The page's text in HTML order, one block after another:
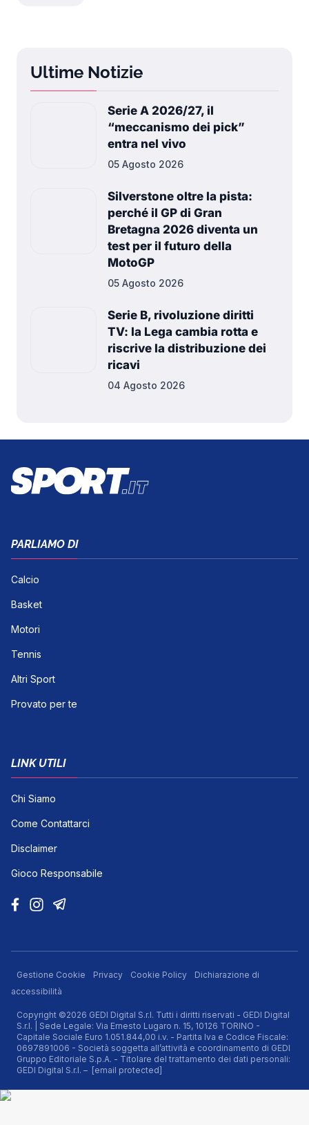
Ultime Notizie
Serie A 2026/27, il
“meccanismo dei pick”
entra nel vivo
05 Agosto 2026
Silverstone oltre la pista:
perché il GP di Gran
Bretagna 2026 diventa un
test per il futuro della
MotoGP
05 Agosto 2026
Serie B, rivoluzione diritti
TV: la Lega cambia rotta e
riscrive la distribuzione dei
ricavi
04 Agosto 2026
PARLIAMO DI
Calcio
Basket
Motori
Tennis
Altri Sport
Provato per te
LINK UTILI
Chi Siamo
Come Contattarci
Disclaimer
Gioco Responsabile
Gestione Cookie Privacy Cookie Policy
Dichiarazione di
accessibilità
Copyright ©2026 GEDI Digital S.r.l. Tutti i diritti riservati - GEDI Digital
S.r.l. | Sede Legale: Via Ernesto Lugaro n. 15, 10126 TORINO -
Capitale Sociale Euro 1.051.844,00 i.v. - Partita Iva e Codice Fiscale:
0697891006 - Società soggetta all’attività e coordinamento di GEDI
Gruppo Editoriale S.p.A. - Titolare del trattamento dei dati personali:
GEDI Digital S.r.l. – [email protected]